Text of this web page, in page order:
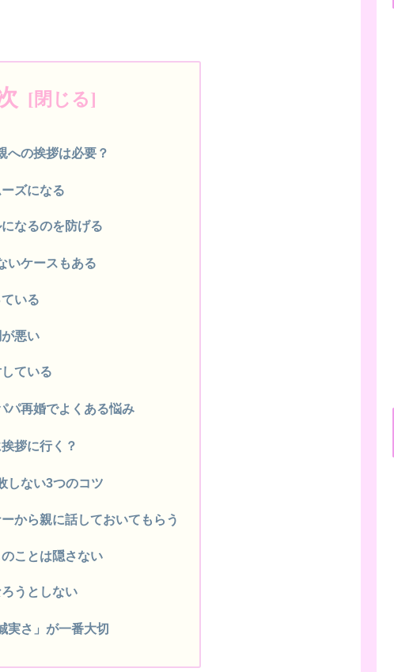
への挨拶は必要？
ズになる
なるのを防げる
いケースもある
いる
悪い
ている
パ再婚でよくある悩み
拶に行く？
しない3つのコツ
から親に話しておいてもらう
ことは隠さない
うとしない
実さ」が一番大切